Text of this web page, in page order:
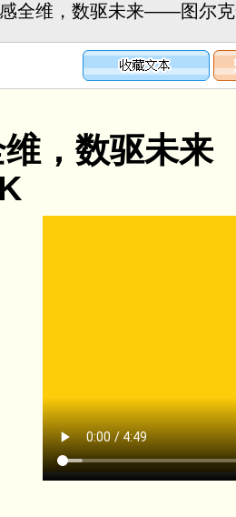
全维，数驱未来——图尔克
，数驱未来